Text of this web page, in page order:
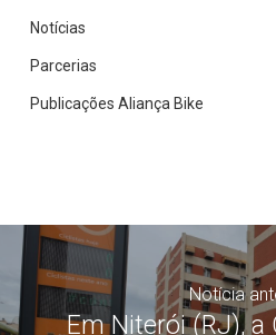
Notícias
Parcerias
Publicações Aliança Bike
Notícia
Em Niterói (RJ), a